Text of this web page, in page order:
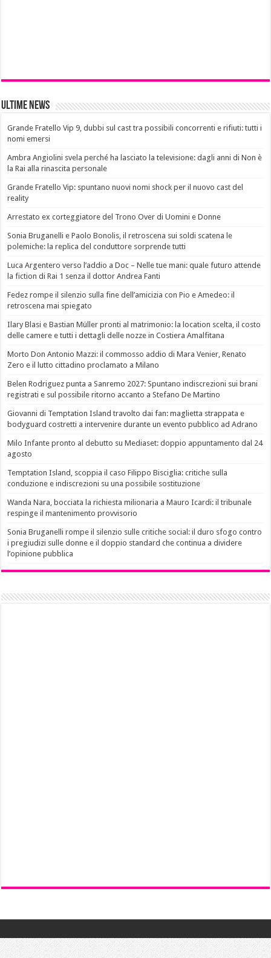
Ultime News
Grande Fratello Vip 9, dubbi sul cast tra possibili concorrenti e rifiuti: tutti i
nomi emersi
Ambra Angiolini svela perché ha lasciato la televisione: dagli anni di Non è
la Rai alla rinascita personale
Grande Fratello Vip: spuntano nuovi nomi shock per il nuovo cast del
reality
Arrestato ex corteggiatore del Trono Over di Uomini e Donne
Sonia Bruganelli e Paolo Bonolis, il retroscena sui soldi scatena le
polemiche: la replica del conduttore sorprende tutti
Luca Argentero verso l’addio a Doc – Nelle tue mani: quale futuro attende
la fiction di Rai 1 senza il dottor Andrea Fanti
Fedez rompe il silenzio sulla fine dell’amicizia con Pio e Amedeo: il
retroscena mai spiegato
Ilary Blasi e Bastian Müller pronti al matrimonio: la location scelta, il costo
delle camere e tutti i dettagli delle nozze in Costiera Amalfitana
Morto Don Antonio Mazzi: il commosso addio di Mara Venier, Renato
Zero e il lutto cittadino proclamato a Milano
Belen Rodriguez punta a Sanremo 2027: Spuntano indiscrezioni sui brani
registrati e sul possibile ritorno accanto a Stefano De Martino
Giovanni di Temptation Island travolto dai fan: maglietta strappata e
bodyguard costretti a intervenire durante un evento pubblico ad Adrano
Milo Infante pronto al debutto su Mediaset: doppio appuntamento dal 24
agosto
Temptation Island, scoppia il caso Filippo Bisciglia: critiche sulla
conduzione e indiscrezioni su una possibile sostituzione
Wanda Nara, bocciata la richiesta milionaria a Mauro Icardi: il tribunale
respinge il mantenimento provvisorio
Sonia Bruganelli rompe il silenzio sulle critiche social: il duro sfogo contro
i pregiudizi sulle donne e il doppio standard che continua a dividere
l’opinione pubblica